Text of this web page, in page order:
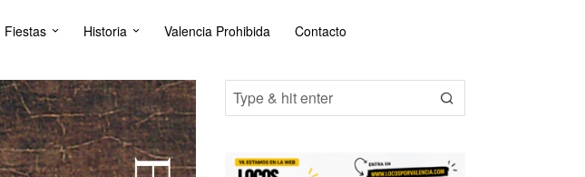
Fiestas Historia Valencia Prohibida Contacto